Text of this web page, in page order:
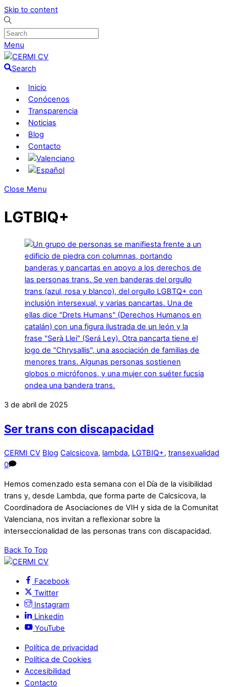
Skip to content
Menu
Search
Inicio
Conócenos
Transparencia
Noticias
Blog
Contacto
Close Menu
LGTBIQ+
3 de abril de 2025
Ser trans con discapacidad
CERMI CV Blog Calcsicova, lambda, LGTBIQ+, transexualidad
0
Hemos comenzado esta semana con el Día de la visibilidad
trans y, desde Lambda, que forma parte de Calcsicova, la
Coordinadora de Asociaciones de VIH y sida de la Comunitat
Valenciana, nos invitan a reflexionar sobre la
interseccionalidad de las personas trans con discapacidad.
Back To Top
Facebook
Twitter
Instagram
Linkedin
YouTube
Política de privacidad
Política de Cookies
Accesibilidad
Contacto